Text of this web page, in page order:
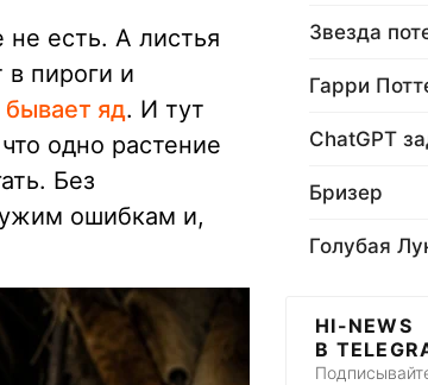
есть. А листья
пироги и
яд. И тут
одно растение
Без
ошибкам и,
Звезда
Гарри
ChatGPT
Бризер
Голубая
HI-NEWS
В